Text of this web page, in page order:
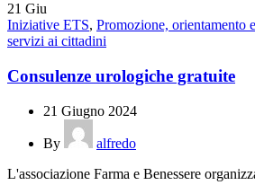
21 Giu
Iniziative ETS, Promozione, orientamento
servizi ai cittadini
Consulenze urologiche gratuite
21 Giugno 2024
By
alfredo
L'associazione Farma e Benessere